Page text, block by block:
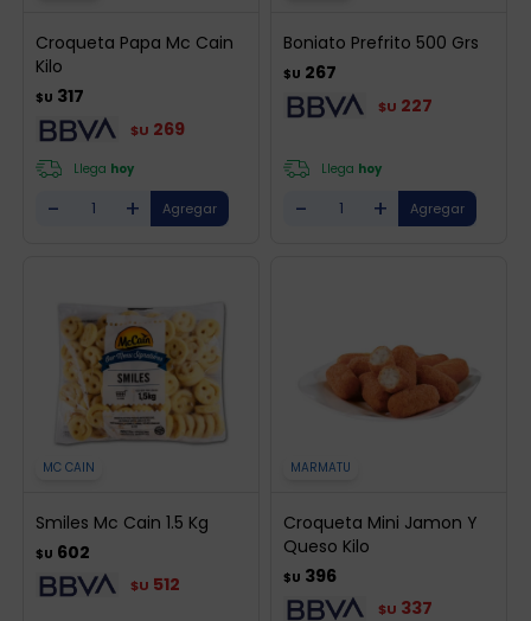
Croqueta Papa Mc Cain
Kilo
$U 317
$U 269
Llega hoy
- +
Boniato Prefrito 500 Grs
$U 267
$U 227
Llega hoy
- +
MC CAIN
Smiles Mc Cain 1.5 Kg
$U 602
$U 512
MARMATU
Croqueta Mini Jamon Y
Queso Kilo
$U 396
$U 337